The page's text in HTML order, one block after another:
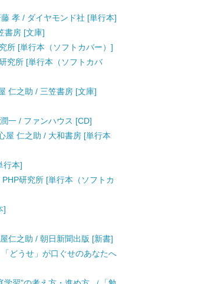
孝 / ダイヤモンド社 [単行本]
書房 [文庫]
所 [単行本（ソフトカバー）]
究所 [単行本（ソフトカバ
仁之助 / 三笠書房 [文庫]
一 / ファンハウス [CD]
屋 仁之助 / 大和書房 [単行本
行本]
研究所 [単行本（ソフトカ
]
仁之助 / 朝日新聞出版 [新書]
どうせ」が口ぐせのあなたへ